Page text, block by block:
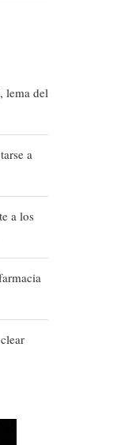
lema del
a
a los